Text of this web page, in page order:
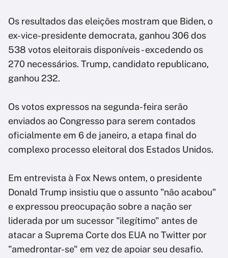
Os resultados das eleições mostram que Biden, o
ex-vice-presidente democrata, ganhou 306 dos
538 votos eleitorais disponíveis - excedendo os
270 necessários. Trump, candidato republicano,
ganhou 232.
Os votos expressos na segunda-feira serão
enviados ao Congresso para serem contados
oficialmente em 6 de janeiro, a etapa final do
complexo processo eleitoral dos Estados Unidos.
Em entrevista à Fox News ontem, o presidente
Donald Trump insistiu que o assunto "não acabou"
e expressou preocupação sobre a nação ser
liderada por um sucessor "ilegítimo" antes de
atacar a Suprema Corte dos EUA no Twitter por
"amedrontar-se" em vez de apoiar seu desafio.